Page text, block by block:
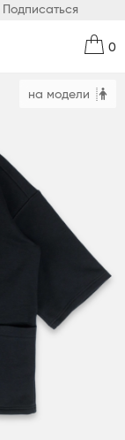
Подписаться
0
на модели